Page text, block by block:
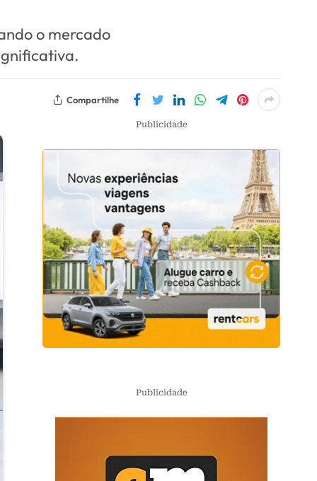
o mercado
Compartilhe
Publicidade
Publicidade